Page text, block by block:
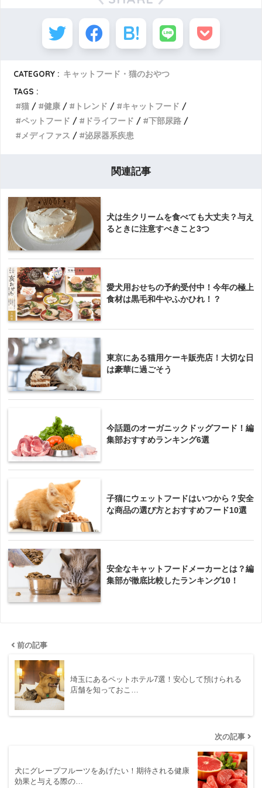
CATEGORY : キャットフード・猫のおやつ
TAGS :
猫
健康 トレンド
キャットフード
ペットフード
ドライフード
下部尿路
メディファス
泌尿器系疾患
関連記事
犬は生クリームを食べても大丈夫？与え
るときに注意すべきこと3つ
愛犬用おせちの予約受付中！今年の極上
食材は黒毛和牛やふかひれ！？
東京にある猫用ケーキ販売店！大切な日
は豪華に過ごそう
今話題のオーガニックドッグフード！編
集部おすすめランキング6選
子猫にウェットフードはいつから？安全
な商品の選び方とおすすめフード10選
安全なキャットフードメーカーとは？編
集部が徹底比較したランキング10！
前の記事
埼玉にあるペットホテル7選！安心して預けられる
店舗を知っておこ…
次の記事
犬にグレープフルーツをあげたい！期待される健康
効果と与える際の…